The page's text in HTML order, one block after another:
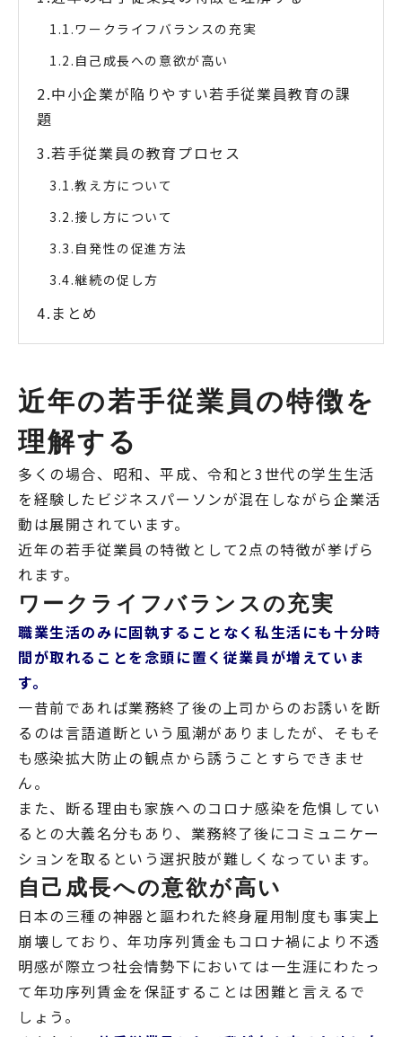
ワークライフバランスの充実
自己成長への意欲が高い
中小企業が陥りやすい若手従業員教育の課
題
若手従業員の教育プロセス
教え方について
接し方について
自発性の促進方法
継続の促し方
まとめ
近年の若手従業員の特徴を
理解する
多くの場合、昭和、平成、令和と3世代の学生生活
を経験したビジネスパーソンが混在しながら企業活
動は展開されています。
近年の若手従業員の特徴として2点の特徴が挙げら
れます。
ワークライフバランスの充実
職業生活のみに固執することなく私生活にも十分時
間が取れることを念頭に置く従業員が増えていま
す。
一昔前であれば業務終了後の上司からのお誘いを断
るのは言語道断という風潮がありましたが、そもそ
も感染拡大防止の観点から誘うことすらできませ
ん。
また、断る理由も家族へのコロナ感染を危惧してい
るとの大義名分もあり、業務終了後にコミュニケー
ションを取るという選択肢が難しくなっています。
自己成長への意欲が高い
日本の三種の神器と謳われた終身雇用制度も事実上
崩壊しており、年功序列賃金もコロナ禍により不透
明感が際立つ社会情勢下においては一生涯にわたっ
て年功序列賃金を保証することは困難と言えるで
しょう。